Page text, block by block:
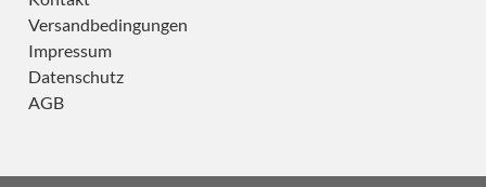
Versandbedingungen
Impressum
Datenschutz
AGB